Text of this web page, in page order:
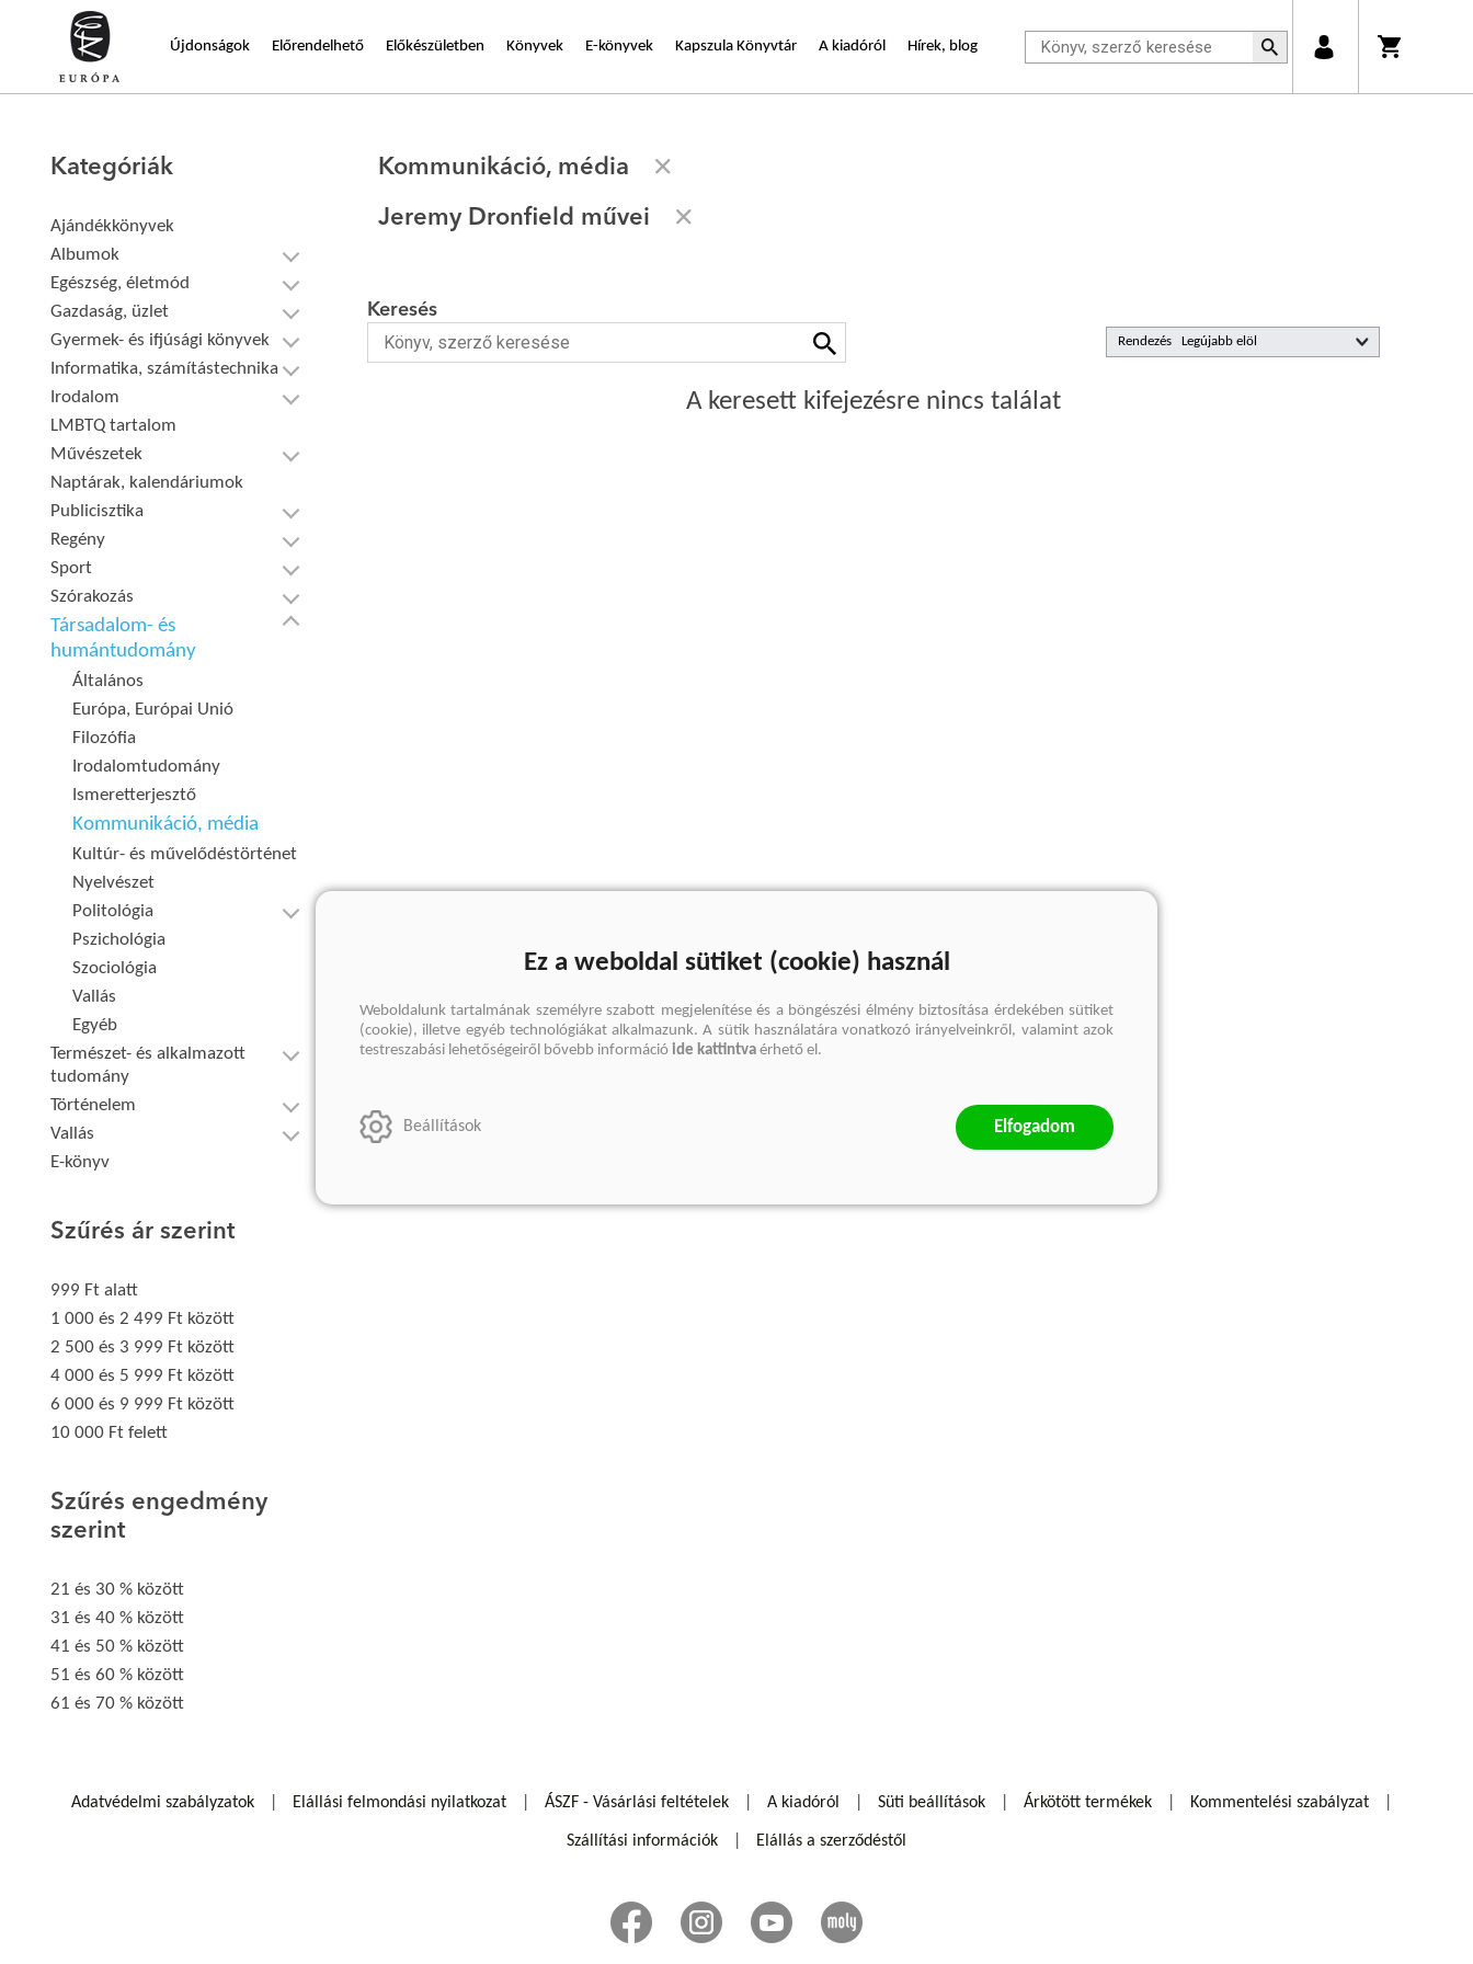
Újdonságok Előrendelhető Előkészületben Könyvek E-könyvek Kapszula Könyvtár A kiadóról Hírek, blog
Kategóriák
Ajándékkönyvek
Albumok
Egészség, életmód
Gazdaság, üzlet
Gyermek- és ifjúsági könyvek
Informatika, számítástechnika
Irodalom
LMBTQ tartalom
Művészetek
Naptárak, kalendáriumok
Publicisztika
Regény
Sport
Szórakozás
Társadalom- és
humántudomány
Általános
Európa, Európai Unió
Filozófia
Irodalomtudomány
Ismeretterjesztő
Kommunikáció, média
Kultúr- és művelődéstörténet
Nyelvészet
Politológia
Pszichológia
Szociológia
Vallás
Egyéb
Természet- és alkalmazott
tudomány
Történelem
Vallás
E-könyv
Szűrés ár szerint
999 Ft alatt
1 000 és 2 499 Ft között
2 500 és 3 999 Ft között
4 000 és 5 999 Ft között
6 000 és 9 999 Ft között
10 000 Ft felett
Szűrés engedmény
szerint
21 és 30 % között
31 és 40 % között
41 és 50 % között
51 és 60 % között
61 és 70 % között
Kommunikáció, média
Jeremy Dronfield művei
Rendezés
Keresés
A keresett kifejezésre nincs találat
Adatvédelmi szabályzatok Elállási felmondási nyilatkozat ÁSZF - Vásárlási feltételek A kiadóról Süti beállítások Árkötött termékek Kommentelési szabályzat
Szállítási információk Elállás a szerződéstől
Ez a weboldal sütiket (cookie) használ
Weboldalunk tartalmának személyre szabott megjelenítése és a böngészési élmény biztosítása érdekében sütiket
(cookie), illetve egyéb technológiákat alkalmazunk. A sütik használatára vonatkozó irányelveinkről, valamint azok
testreszabási lehetőségeiről bővebb információ ide kattintva érhető el.
Beállítások Elfogadom